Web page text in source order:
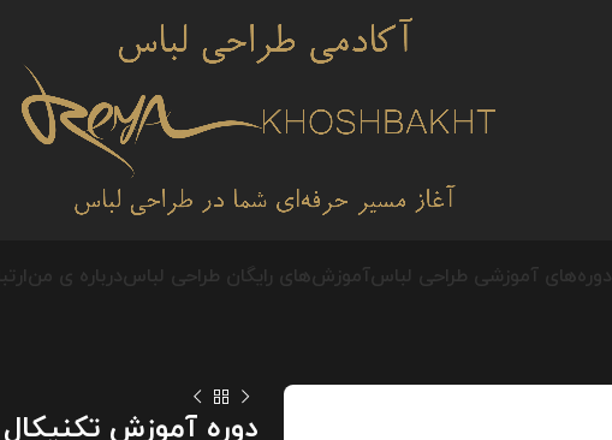
دوره‌های آموزشی طراحی لباسآموزش‌های رایگان طراحی لباسدرباره ی من